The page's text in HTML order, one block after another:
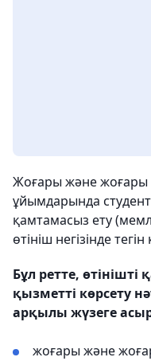
Жоғары және жоғары
ұйымдарында
қамтамасыз ету
өтініш негізінде тегін
Бұл ретте,
қызметті көрсету
арқылы жүзеге
жоғары және